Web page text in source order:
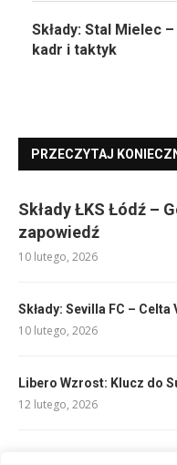
Składy: Stal Mielec
kadr i taktyk
PRZECZYTAJ
Składy ŁKS Łódź –
zapowiedź
10 lutego, 2026
Składy: Sevilla FC –
10 lutego, 2026
Libero Wzrost: Klucz do
12 lutego, 2026